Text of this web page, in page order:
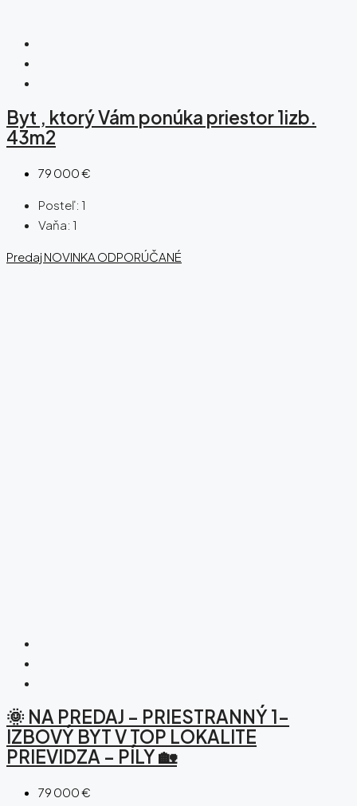
Byt , ktorý Vám ponúka priestor 1izb.
43m2
79 000 €
Posteľ: 1
Vaňa: 1
Predaj NOVINKA ODPORÚČANÉ
🌞 NA PREDAJ – PRIESTRANNÝ 1-
IZBOVÝ BYT V TOP LOKALITE
PRIEVIDZA – PÍLY 🏡
79 000 €